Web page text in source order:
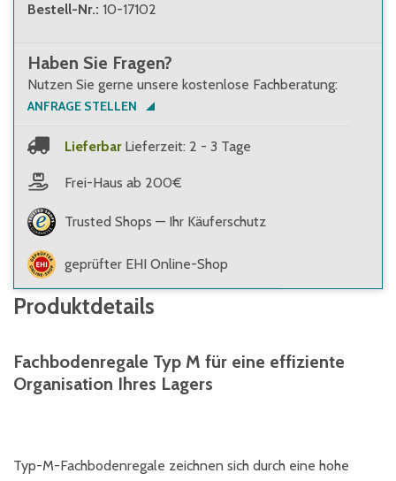
Bestell-Nr.: 10-17102
Haben Sie Fragen?
Nutzen Sie gerne unsere kostenlose Fachberatung:
ANFRAGE STELLEN
Lieferbar Lieferzeit: 2 - 3 Tage
Frei-Haus ab 200€
Trusted Shops — Ihr Käuferschutz
geprüfter EHI Online-Shop
Produktdetails
Fachbodenregale Typ M für eine effiziente
Organisation Ihres Lagers
Typ-M-Fachbodenregale zeichnen sich durch eine hohe